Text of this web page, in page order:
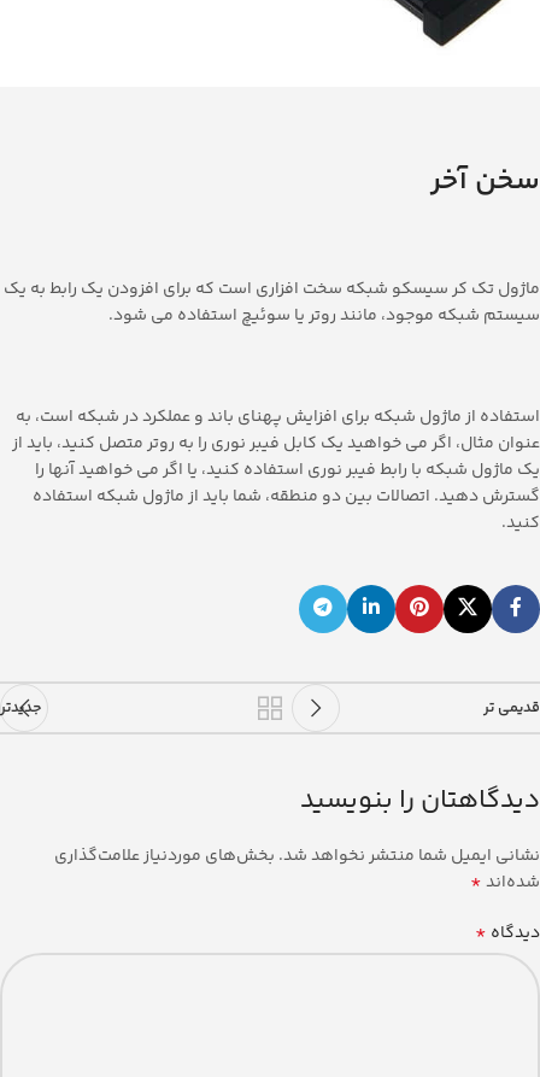
سخن آخر
ماژول تک کر سیسکو شبکه سخت افزاری است که برای افزودن یک رابط به یک
سیستم شبکه موجود، مانند روتر یا سوئیچ استفاده می شود.
استفاده از ماژول شبکه برای افزایش پهنای باند و عملکرد در شبکه است، به
عنوان مثال، اگر می خواهید یک کابل فیبر نوری را به روتر متصل کنید، باید از
یک ماژول شبکه با رابط فیبر نوری استفاده کنید، یا اگر می خواهید آنها را
گسترش دهید. اتصالات بین دو منطقه، شما باید از ماژول شبکه استفاده
کنید.
جدیدتر قدیمی تر
دیدگاهتان را بنویسید
نشانی ایمیل شما منتشر نخواهد شد. بخش‌های موردنیاز علامت‌گذاری
شده‌اند*
دیدگاه *